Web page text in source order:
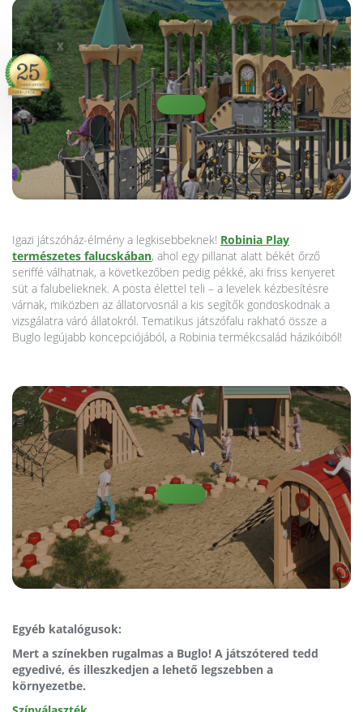
Igazi játszóház-élmény a legkisebbeknek! Robinia Play
természetes falucskában, ahol egy pillanat alatt békét őrző
seriffé válhatnak, a következőben pedig pékké, aki friss kenyeret
süt a falubelieknek. A posta élettel teli – a levelek kézbesítésre
várnak, miközben az állatorvosnál a kis segítők gondoskodnak a
vizsgálatra váró állatokról. Tematikus játszófalu rakható össze a
Buglo legújabb koncepciójából, a Robinia termékcsalád házikóiból!
Egyéb katalógusok:
Mert a színekben rugalmas a Buglo! A játszótered tedd
egyedivé, és illeszkedjen a lehető legszebben a
környezetbe.
X